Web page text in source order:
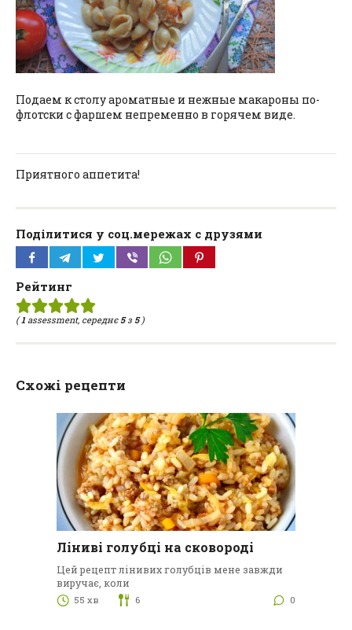
Подаем к столу ароматные и нежные макароны по-
флотски с фаршем непременно в горячем виде.
Приятного аппетита!
Поділитися у соц.мережах с друзями
Рейтинг
(1assessment, середнє5з 5)
Схожі рецепти
Ліниві голубці на сковороді
Цей рецепт лінивих голубців мене завжди
виручає, коли
55 хв 6 0